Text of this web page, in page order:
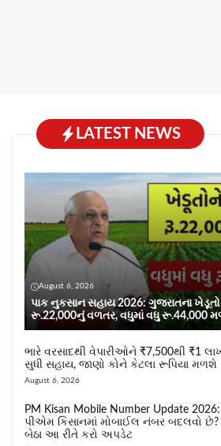
LATEST NEWS
August 6, 2026
પાક નુકસાન સહાય 2026: ગુજરાતના
રૂ.22,000નું વળતર, વધુમાં વધુ રૂ.44,000
ભારે વરસાદથી વેપારીઓને ₹7,500થી ₹1
સુધી સહાય, જાણો કોને કેટલા રૂપિયા મળશે
August 6, 2026
PM Kisan Mobile Number Update 2026:
પીએમ કિસાનમાં મોબાઈલ નંબર બદલવો છે?
બેઠા આ રીતે કરો અપડેટ